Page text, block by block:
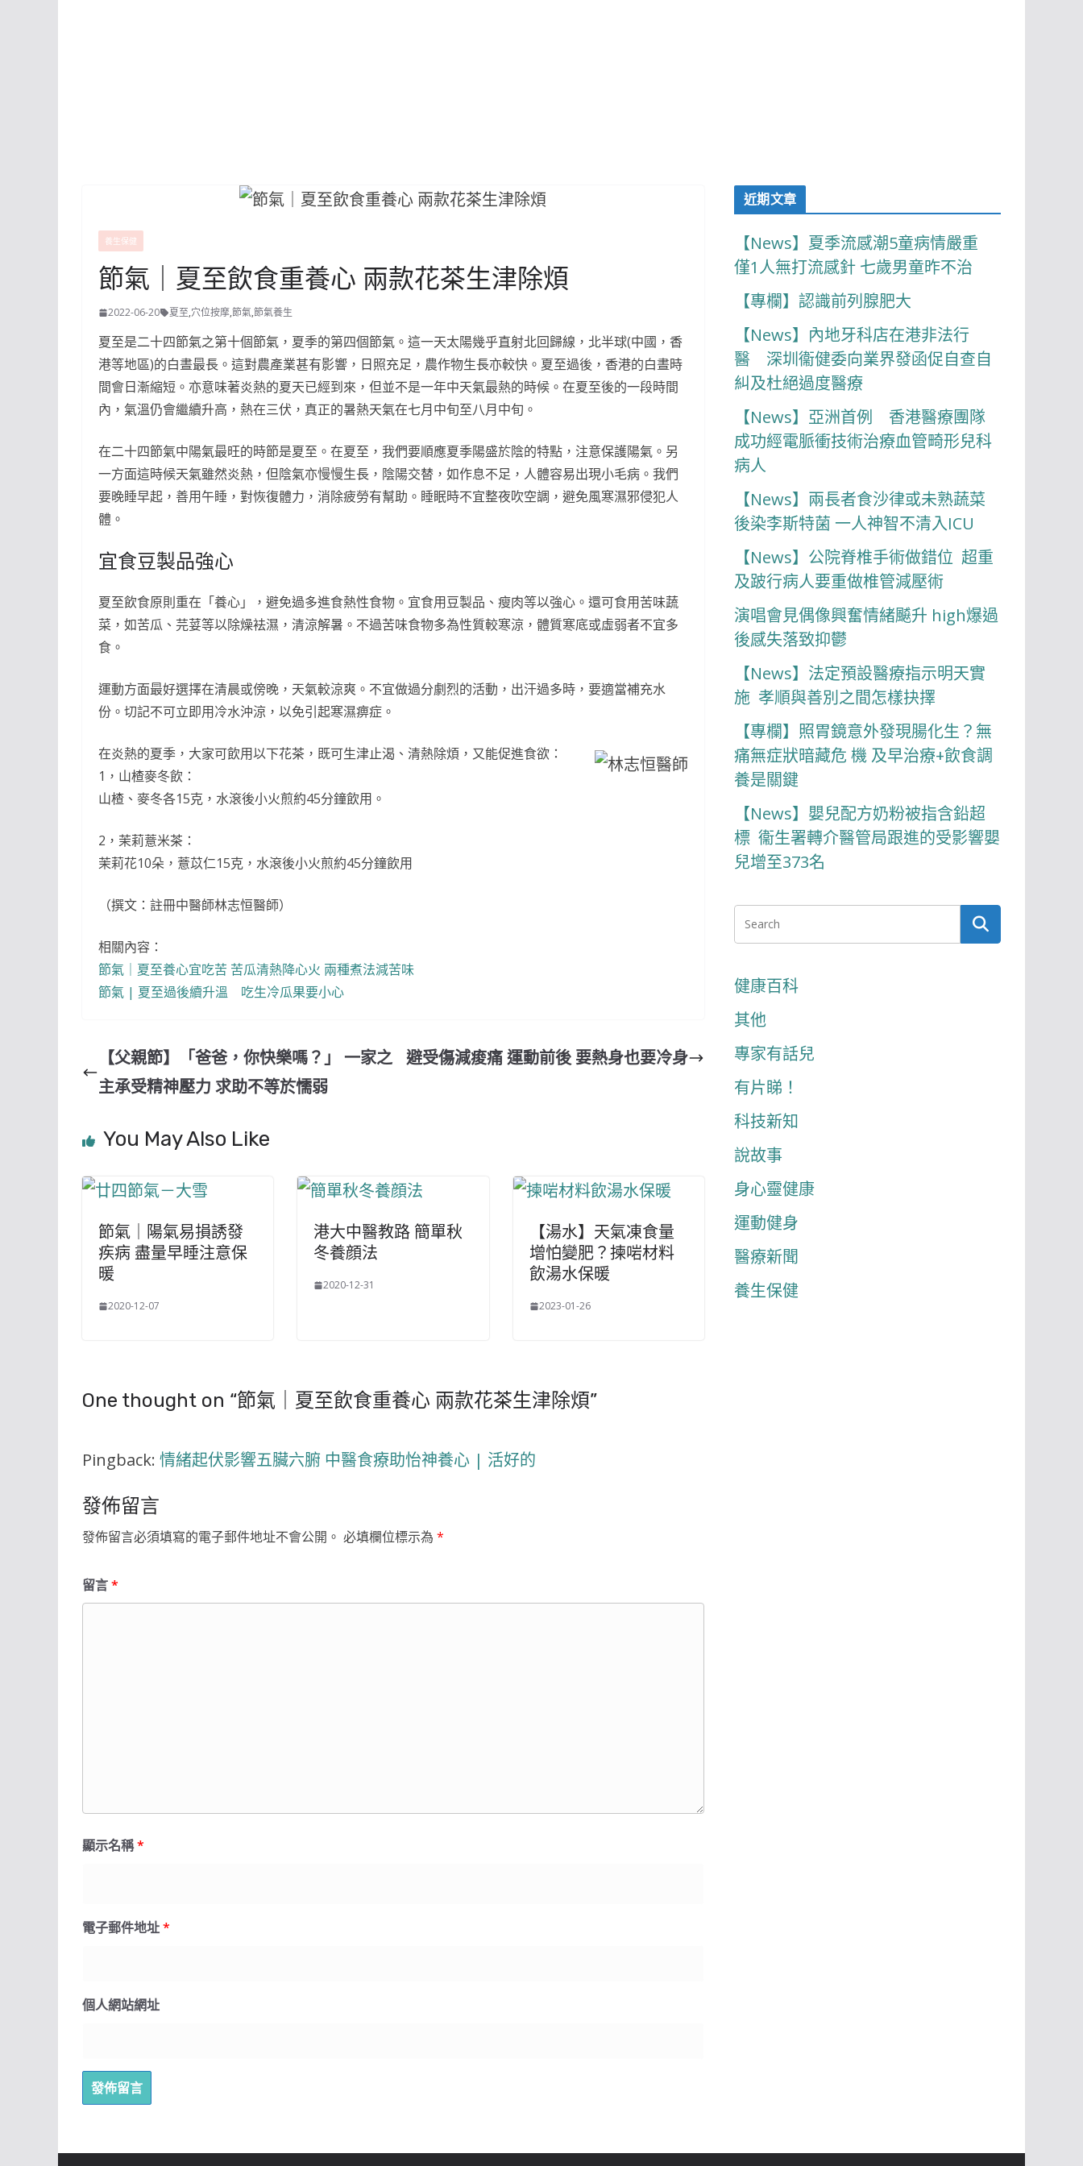
養生保健
節氣｜夏至飲食重養心 兩款花茶生津除煩
2022-06-20 夏至,穴位按摩,節氣,節氣養生
夏至是二十四節氣之第十個節氣，夏季的第四個節氣。這一天太陽幾乎直射北回歸線，北半球(中國，香
港等地區)的白晝最長。這對農產業甚有影響，日照充足，農作物生長亦較快。夏至過後，香港的白晝時
間會日漸縮短。亦意味著炎熱的夏天已經到來，但並不是一年中天氣最熱的時候。在夏至後的一段時間
內，氣溫仍會繼續升高，熱在三伏，真正的暑熱天氣在七月中旬至八月中旬。
在二十四節氣中陽氣最旺的時節是夏至。在夏至，我們要順應夏季陽盛於陰的特點，注意保護陽氣。另
一方面這時候天氣雖然炎熱，但陰氣亦慢慢生長，陰陽交替，如作息不足，人體容易出現小毛病。我們
要晚睡早起，善用午睡，對恢復體力，消除疲勞有幫助。睡眠時不宜整夜吹空調，避免風寒濕邪侵犯人
體。
宜食豆製品強心
夏至飲食原則重在「養心」，避免過多進食熱性食物。宜食用豆製品、瘦肉等以強心。還可食用苦味蔬
菜，如苦瓜、芫荽等以除燥袪濕，清涼解暑。不過苦味食物多為性質較寒涼，體質寒底或虛弱者不宜多
食。
運動方面最好選擇在清晨或傍晚，天氣較涼爽。不宜做過分劇烈的活動，出汗過多時，要適當補充水
份。切記不可立即用冷水沖涼，以免引起寒濕痹症。
在炎熱的夏季，大家可飲用以下花茶，既可生津止渴、清熱除煩，又能促進食欲：
1，山楂麥冬飲：
山楂、麥冬各15克，水滾後小火煎約45分鐘飲用。
2，茉莉薏米茶：
茉莉花10朵，薏苡仁15克，水滾後小火煎約45分鐘飲用
（撰文：註冊中醫師林志恒醫師）
相關內容：
節氣｜夏至養心宜吃苦 苦瓜清熱降心火 兩種煮法減苦味
節氣 | 夏至過後續升溫 吃生冷瓜果要小心
【父親節】「爸爸，你快樂嗎？」 一家之
主承受精神壓力 求助不等於懦弱
避受傷減痠痛 運動前後 要熱身也要冷身
You May Also Like
節氣｜陽氣易損誘發
疾病 盡量早睡注意保
暖
2020-12-07
港大中醫教路 簡單秋
冬養顔法
2020-12-31
【湯水】天氣凍食量
增怕變肥？揀啱材料
飲湯水保暖
2023-01-26
One thought on “節氣｜夏至飲食重養心 兩款花茶生津除煩”
Pingback: 情緒起伏影響五臟六腑 中醫食療助怡神養心 | 活好的
發佈留言
發佈留言必須填寫的電子郵件地址不會公開。 必填欄位標示為 *
留言*
顯示名稱*
電子郵件地址*
個人網站網址
近期文章
【News】夏季流感潮5童病情嚴重
僅1人無打流感針 七歲男童昨不治
【專欄】認識前列腺肥大
【News】內地牙科店在港非法行
醫 深圳衞健委向業界發函促自查自
糾及杜絕過度醫療
【News】亞洲首例 香港醫療團隊
成功經電脈衝技術治療血管畸形兒科
病人
【News】兩長者食沙律或未熟蔬菜
後染李斯特菌 一人神智不清入ICU
【News】公院脊椎手術做錯位 超重
及跛行病人要重做椎管減壓術
演唱會見偶像興奮情緒飇升 high爆過
後感失落致抑鬱
【News】法定預設醫療指示明天實
施 孝順與善別之間怎樣抉擇
【專欄】照胃鏡意外發現腸化生？無
痛無症狀暗藏危 機 及早治療+飲食調
養是關鍵
【News】嬰兒配方奶粉被指含鉛超
標 衞生署轉介醫管局跟進的受影響嬰
兒增至373名
健康百科
其他
專家有話兒
有片睇！
科技新知
說故事
身心靈健康
運動健身
醫療新聞
養生保健